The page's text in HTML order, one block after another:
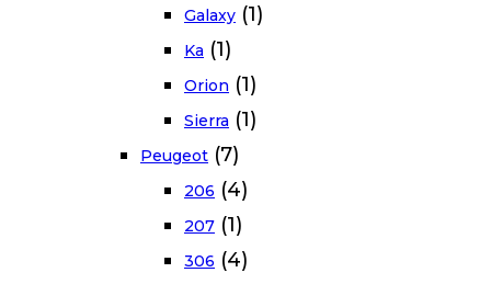
Galaxy (1)
Ka (1)
Orion (1)
Sierra (1)
Peugeot (7)
206 (4)
207 (1)
306 (4)